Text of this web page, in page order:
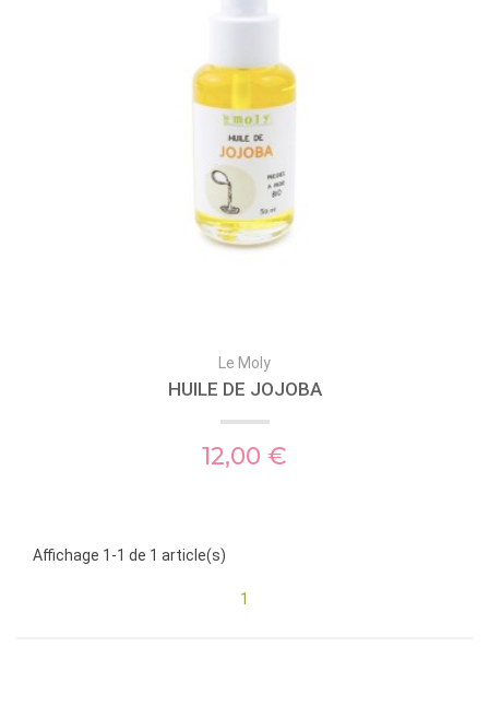
Le Moly
HUILE DE JOJOBA
12,00 €
Affichage 1-1 de 1 article(s)
1